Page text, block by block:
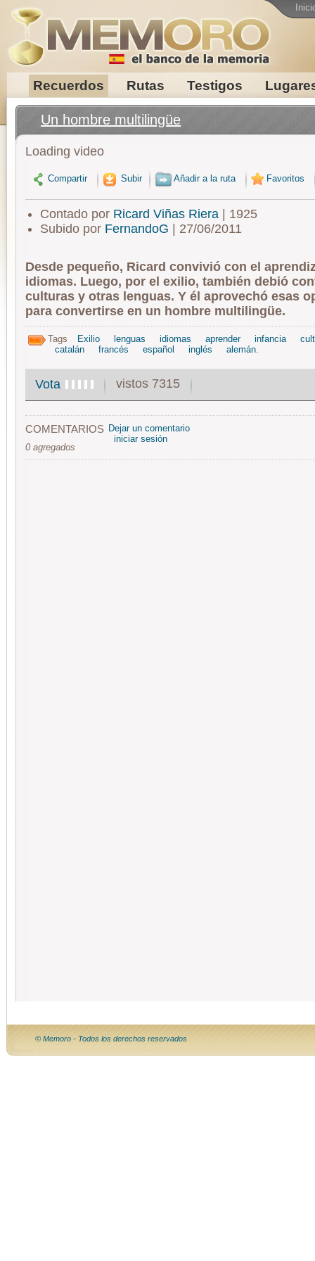
Recuerdos Rutas Testigos
Un hombre multilingüe
Loading video
Compartir Subir Añadir a la ruta Favoritos
Contado por Ricard Viñas Riera| 1925
Subido por FernandoG | 27/06/2011
Desde pequeño, Ricard convivió con el
idiomas. Luego, por el exilio, también debió
culturas y otras lenguas. Y él aprovechó esas
para convertirse en un hombre multilingüe.
Tags Exilio lenguas idiomas aprender infancia
catalán
francés español inglés alemán.
Vota vistos 7315
COMENTARIOS
0 agregados
Dejar un comentario
iniciar sesión
© Memoro - Todos los derechos reservados